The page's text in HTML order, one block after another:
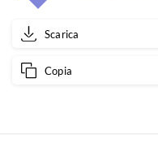
Scarica
Copia